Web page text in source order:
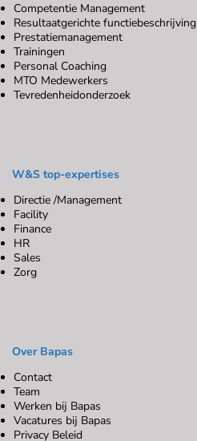
Competentie Management
Resultaatgerichte functiebeschrijving
Prestatiemanagement
Trainingen
Personal Coaching
MTO Medewerkers
Tevredenheidonderzoek
W&S top-expertises
Directie /Management
Facility
Finance
HR
Sales
Zorg
Over Bapas
Contact
Team
Werken bij Bapas
Vacatures bij Bapas
Privacy Beleid